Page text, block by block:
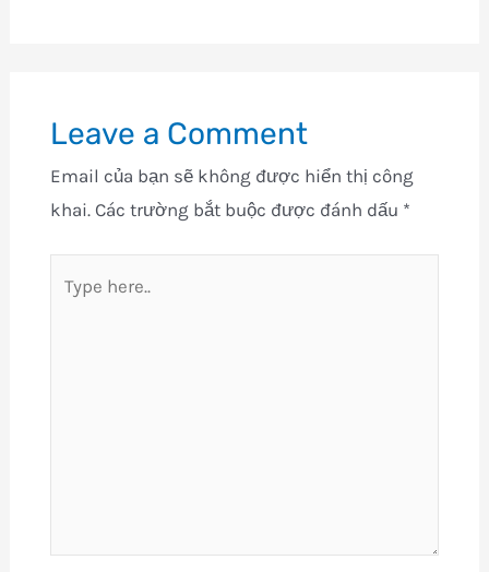
Leave a Comment
Email của bạn sẽ không được hiển thị công
khai. Các trường bắt buộc được đánh dấu *
here..